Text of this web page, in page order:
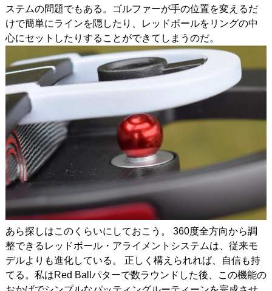
ステムの問題でもある。ゴルファーが手の位置を変えるだ
けで簡単にラインを隠したり、レッドボールをリングの中
心にセットしたりすることができてしまうのだ。
あら探しはこのくらいにしておこう。 360度全方向から調
整できるレッドボール・アライメントシステムは、従来モ
デルよりも進化している。 正しく構えられれば、自信も持
てる。私はRed Ballパターで数ラウンドした後、この機能の